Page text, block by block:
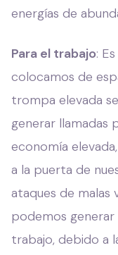
energías de
Para el trabajo:
colocamos de
trompa elevada
generar llamadas
economía
a la puerta de
ataques de malas
podemos
trabajo, debido a